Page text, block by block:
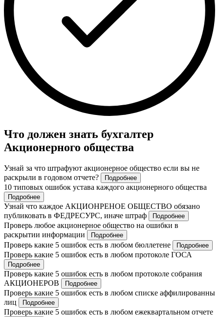
Что должен знать бухгалтер
Акционерного общества
Узнай за что штрафуют акционерное общество если вы не
раскрыли в годовом отчете?
Подробнее
10 типовых ошибок устава каждого акционерного общества
Подробнее
Узнай что каждое АКЦИОНРЕНОЕ ОБЩЕСТВО обязано
публиковать в ФЕДРЕСУРС, иначе штраф
Подробнее
Проверь любое акционерное общество на ошибки в
раскрытии информации
Подробнее
Проверь какие 5 ошибок есть в любом бюллетене Подробнее
Проверь какие 5 ошибок есть в любом протоколе ГОСА
Подробнее
Проверь какие 5 ошибок есть в любом протоколе собрания
АКЦИОНЕРОВ
Подробнее
Проверь какие 5 ошибок есть в любом списке аффилированны
лиц
Подробнее
Проверь какие 5 ошибок есть в любом ежеквартальном отчете